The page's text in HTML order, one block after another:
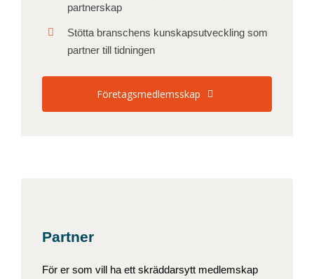
partnerskap
Stötta branschens kunskapsutveckling som
partner till tidningen
Företagsmedlemsskap
Partner
För er som vill ha ett skräddarsytt medlemskap